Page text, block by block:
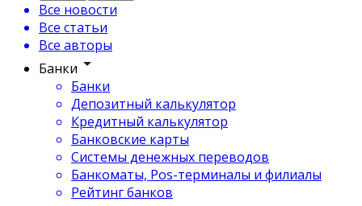
Все новости
Все статьи
Все авторы
Банки
Банки
Депозитный калькулятор
Кредитный калькулятор
Банковские карты
Системы денежных переводов
Банкоматы, Pos-терминалы и филиалы
Рейтинг банков